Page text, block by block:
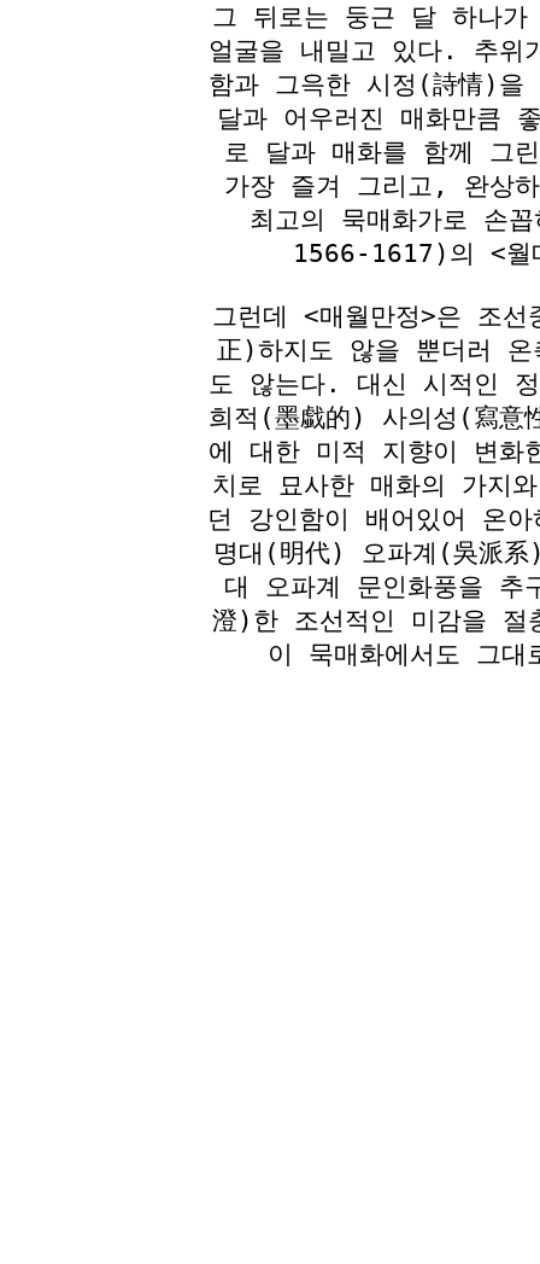
그 뒤로는 둥근 달 하나가
얼굴을 내밀고 있다. 추위
함과 그윽한 시정(詩情)
달과 어우러진 매화만큼
로 달과 매화를 함께 그
가장 즐겨 그리고, 완상
최고의 묵매화가로 손
1566-1617)의 <월
그런데 <매월만정>은 조
正)하지도 않을 뿐더러
도 않는다. 대신 시적인
희적(墨戱的) 사의성(寫
에 대한 미적 지향이 변화
치로 묘사한 매화의 가지
던 강인함이 배어있어 온
명대(明代) 오파계(吳派
대 오파계 문인화풍을 추
澄)한 조선적인 미감을 절
이 묵매화에서도 그